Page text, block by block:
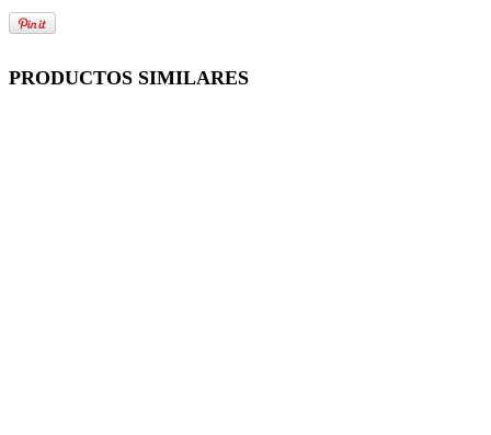
PRODUCTOS SIMILARES